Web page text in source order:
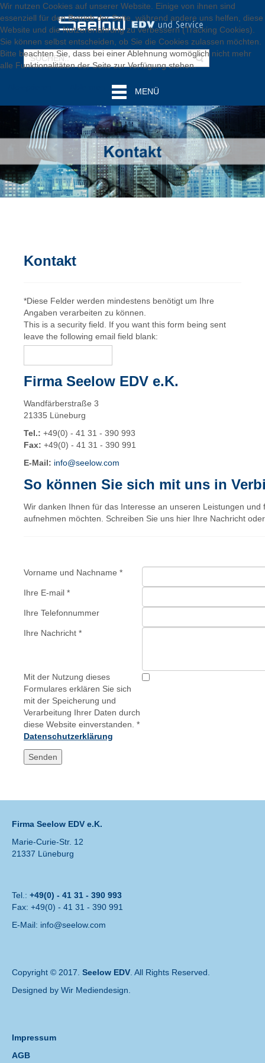
MENÜ
Kontakt
*Diese Felder werden mindestens benötigt um Ihre
Angaben verarbeiten zu können.
This is a security field. If you want this form being sent
leave the following email field blank:
Firma Seelow EDV e.K.
Wandfärberstraße 3
21335 Lüneburg
Tel.: +49(0) - 41 31 - 390 993
Fax: +49(0) - 41 31 - 390 991
E-Mail: info@seelow.com
So können Sie sich mit uns in
Wir danken Ihnen für das Interesse an unseren Leistungen
aufnehmen möchten. Schreiben Sie uns hier Ihre Nachricht
Vorname und Nachname *
Ihre E-mail *
Ihre Telefonnummer
Ihre Nachricht *
Mit der Nutzung dieses
Formulares erklären Sie sich
mit der Speicherung und
Verarbeitung Ihrer Daten durch
diese Website einverstanden. *
Datenschutzerklärung
Firma Seelow EDV e.K.
Marie-Curie-Str. 12
21337 Lüneburg
Tel.: +49(0) - 41 31 - 390 993
Fax: +49(0) - 41 31 - 390 991
E-Mail: info@seelow.com
Copyright © 2017. Seelow EDV . All Rights Reserved.
Designed by Wir Mediendesign
Impressum
AGB
Wir nutzen Cookies auf unserer Website. Einige von ihnen sind
essenziell für den Betrieb der Seite, während andere uns helfen, diese
Website und die Nutzererfahrung zu verbessern (Tracking Cookies).
Sie können selbst entscheiden, ob Sie die Cookies zulassen möchten.
Bitte beachten Sie, dass bei einer Ablehnung womöglich nicht mehr
alle Funktionalitäten der Seite zur Verfügung stehen.